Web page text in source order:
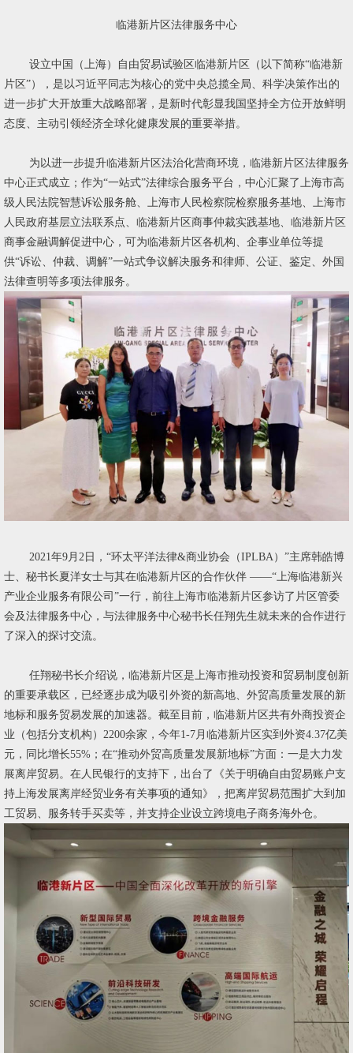
临港新片区法律服务中心
设立中国（上海）自由贸易试验区临港新片区（以下简称“临港新
片区”），是以习近平同志为核心的党中央总揽全局、科学决策作出的
进一步扩大开放重大战略部署，是新时代彰显我国坚持全方位开放鲜明
态度、主动引领经济全球化健康发展的重要举措。
为以进一步提升临港新片区法治化营商环境，临港新片区法律服务
中心正式成立；作为“一站式”法律综合服务平台，中心汇聚了上海市高
级人民法院智慧诉讼服务舱、上海市人民检察院检察服务基地、上海市
人民政府基层立法联系点、临港新片区商事仲裁实践基地、临港新片区
商事金融调解促进中心，可为临港新片区各机构、企事业单位等提
供“诉讼、仲裁、调解”一站式争议解决服务和律师、公证、鉴定、外国
法律查明等多项法律服务。
2021年9月2日，“环太平洋法律&商业协会（IPLBA）”主席韩皓博
士、秘书长夏洋女士与其在临港新片区的合作伙伴 ——“上海临港新兴
产业企业服务有限公司”一行，前往上海市临港新片区参访了片区管委
会及法律服务中心，与法律服务中心秘书长任翔先生就未来的合作进行
了深入的探讨交流。
任翔秘书长介绍说，临港新片区是上海市推动投资和贸易制度创新
的重要承载区，已经逐步成为吸引外资的新高地、外贸高质量发展的新
地标和服务贸易发展的加速器。截至目前，临港新片区共有外商投资企
业（包括分支机构）2200余家，今年1-7月临港新片区实到外资4.37亿美
元，同比增长55%；在“推动外贸高质量发展新地标”方面：一是大力发
展离岸贸易。在人民银行的支持下，出台了《关于明确自由贸易账户支
持上海发展离岸经贸业务有关事项的通知》，把离岸贸易范围扩大到加
工贸易、服务转手买卖等，并支持企业设立跨境电子商务海外仓。